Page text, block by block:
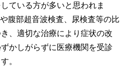
ている方が多いと思われま
腹部超音波検査、尿検査等の比
、適切な治療により症状の改
かしがらずに医療機関を受診
。